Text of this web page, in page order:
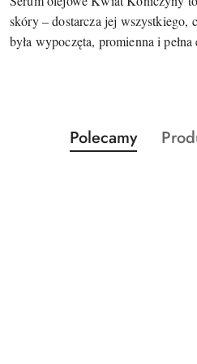
skóry – dostarcza jej wszystkiego,
była wypoczęta, promienna i
Pomiń karuzelę
Produkty
o
Polecamy